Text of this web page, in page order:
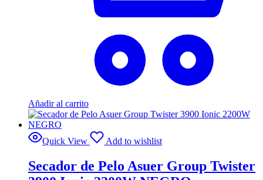
Añadir al carrito
Quick View Add to wishlist
Secador de Pelo Asuer Group Twister